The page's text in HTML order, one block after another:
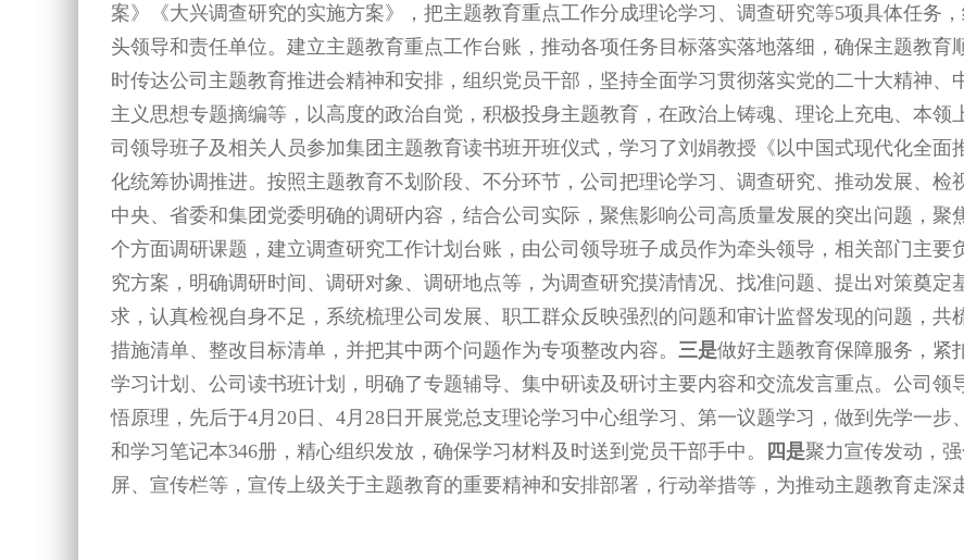
案》《大兴调查研究的实施方案》，把主题教育重点工作分成理论学习、调查研究等5项具体任务
头领导和责任单位。建立主题教育重点工作台账，推动各项任务目标落实落地落细，确保主题教育
时传达公司主题教育推进会精神和安排，组织党员干部，坚持全面学习贯彻落实党的二十大精神
主义思想专题摘编等，以高度的政治自觉，积极投身主题教育，在政治上铸魂、理论上充电、本领
司领导班子及相关人员参加集团主题教育读书班开班仪式，学习了刘娟教授《以中国式现代化全面
化统筹协调推进。按照主题教育不划阶段、不分环节，公司把理论学习、调查研究、推动发展、检
中央、省委和集团党委明确的调研内容，结合公司实际，聚焦影响公司高质量发展的突出问题，
个方面调研课题，建立调查研究工作计划台账，由公司领导班子成员作为牵头领导，相关部门主
究方案，明确调研时间、调研对象、调研地点等，为调查研究摸清情况、找准问题、提出对策奠
求，认真检视自身不足，系统梳理公司发展、职工群众反映强烈的问题和审计监督发现的问题，共
措施清单、整改目标清单，并把其中两个问题作为专项整改内容。 三是做好主题教育保障服务，紧
学习计划、公司读书班计划，明确了专题辅导、集中研读及研讨主要内容和交流发言重点。公司领
悟原理，先后于4月20日、4月28日开展党总支理论学习中心组学习、第一议题学习，做到先学一
和学习笔记本346册，精心组织发放，确保学习材料及时送到党员干部手中。
四是聚力宣传发动，
屏、宣传栏等，宣传上级关于主题教育的重要精神和安排部署，行动举措等，为推动主题教育走深